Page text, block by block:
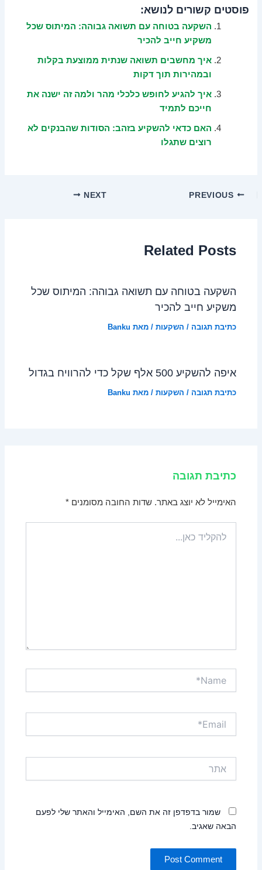
פוסטים קשורים לנושא:
השקעה בטוחה עם תשואה גבוהה: המיתוס שכל
משקיע חייב להכיר
איך מחשבים תשואה שנתית ממוצעת בקלות
ובמהירות תוך דקות
איך להגיע לחופש כלכלי מהר ולמה זה ישנה את
חייכם לתמיד
האם כדאי להשקיע בזהב: הסודות שהבנקים לא
רוצים שתגלו
NEXT
Related Posts
השקעה בטוחה עם תשואה גבוהה: המיתוס שכל
משקיע חייב להכיר
כתיבת תגובה / השקעות / מאת Banku
איפה להשקיע 500 אלף שקל כדי להרוויח בגדול
כתיבת תגובה / השקעות / מאת Banku
כתיבת תגובה
האימייל לא יוצג באתר. שדות החובה מסומנים*
כאן...
שמור בדפדפן זה את השם, האימייל והאתר שלי לפעם
הבאה שאגיב.